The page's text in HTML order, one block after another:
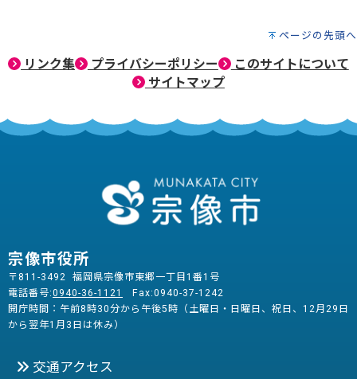
ページの先頭へ
リンク集 プライバシーポリシー
このサイトについて
サイトマップ
宗像市役所
〒811-3492 福岡県宗像市東郷一丁目1番1号
電話番号:0940-36-1121
Fax:0940-37-1242
開庁時間：午前8時30分から午後5時（土曜日・日曜日、祝日、12月29日
から翌年1月3日は休み）
交通アクセス